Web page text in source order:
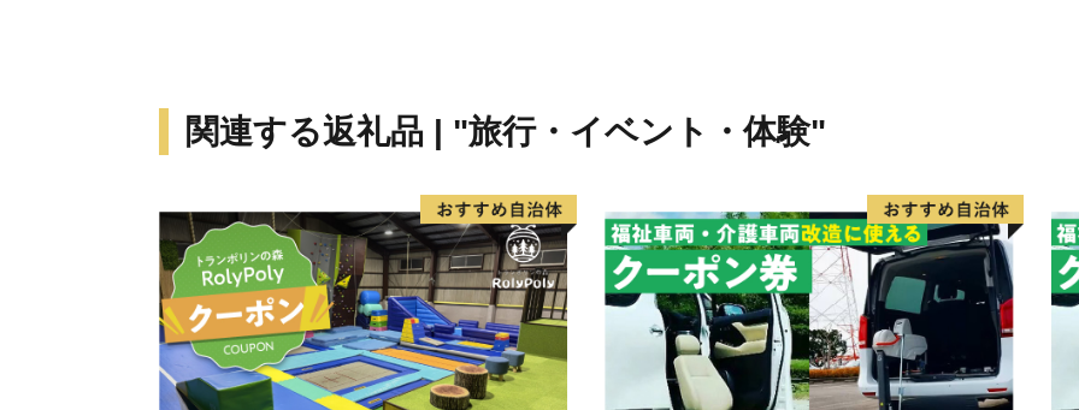
関連する返礼品 | "旅行・イベント・体験"